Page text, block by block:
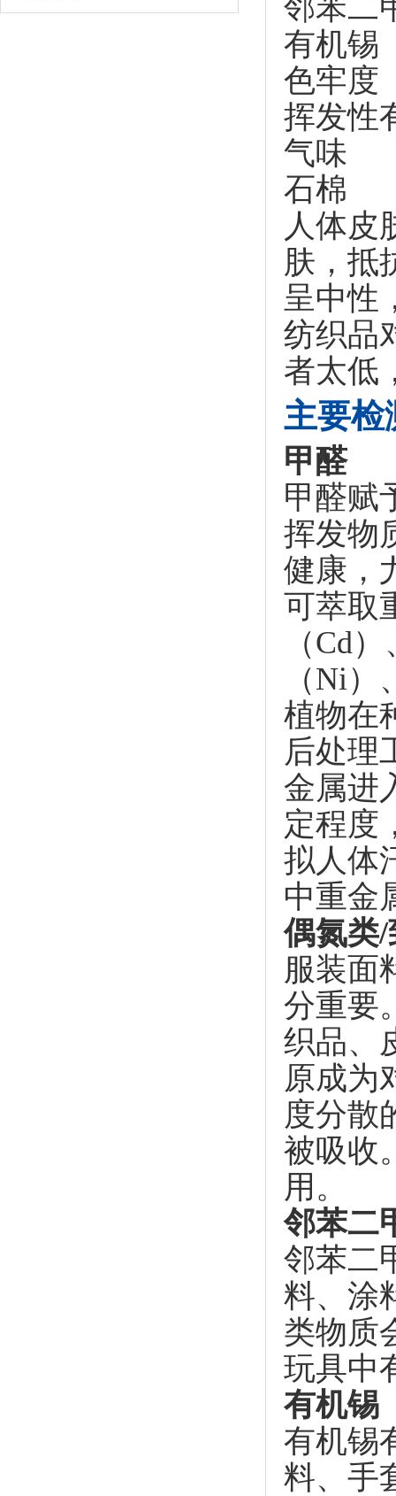
邻苯二
有机锡
色牢度
挥发性
气味
石棉
人体皮
肤，抵
呈中性
纺织品
者太低
主要检
甲醛
甲醛赋
挥发物
健康，
可萃取
（Cd
（Ni
植物在
后处理
金属进
定程度
拟人体
中重金
偶氮类
服装面
分重要
织品、
原成为
度分散
被吸收
用。
邻苯二
邻苯二
料、涂
类物质
玩具中
有机锡
有机锡
料、手